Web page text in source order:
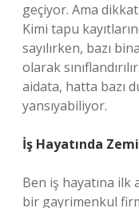
geçiyor. Ama
Kimi tapu
sayılırken, bazı
olarak
aidata, hatta bazı
yansıyabiliyor.
İş Hayatında
Ben iş hayatına ilk
bir gayrimenkul